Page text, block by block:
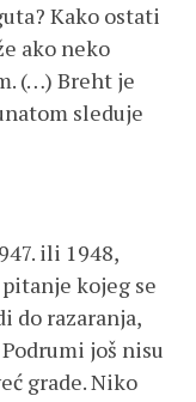
Kako ostati
ako neko
(…) Breht je
sleduje
ili 1948,
kojeg se
do razaranja,
još nisu
grade. Niko